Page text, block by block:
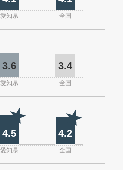
愛知県 全国
3.6 3.4
愛知県 全国
4.5 4.2
愛知県 全国